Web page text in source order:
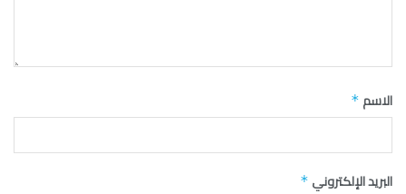
الاسم *
البريد الإلكتروني *